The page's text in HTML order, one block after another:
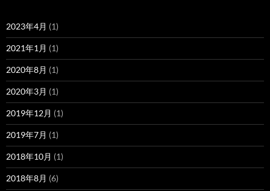
2023年4月 (1)
2021年1月 (1)
2020年8月 (1)
2020年3月 (1)
2019年12月 (1)
2019年7月 (1)
2018年10月 (1)
2018年8月 (6)